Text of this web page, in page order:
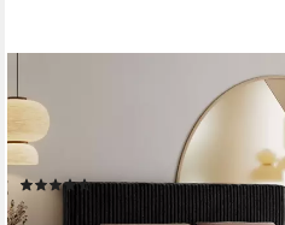
Boxspringbett TILIANO
Topper T25, Polsterbett, T30-
Matratzen, Zwei Bettkästen, Cord
(120)
ab 1.149,99 € 1.269,99 €